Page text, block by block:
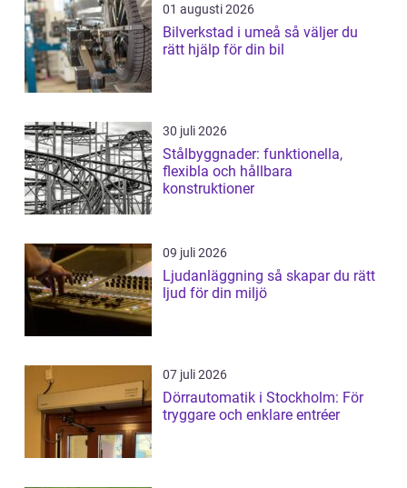
01 augusti 2026
Bilverkstad i umeå så väljer du
rätt hjälp för din bil
30 juli 2026
Stålbyggnader: funktionella,
flexibla och hållbara
konstruktioner
09 juli 2026
Ljudanläggning så skapar du rätt
ljud för din miljö
07 juli 2026
Dörrautomatik i Stockholm: För
tryggare och enklare entréer